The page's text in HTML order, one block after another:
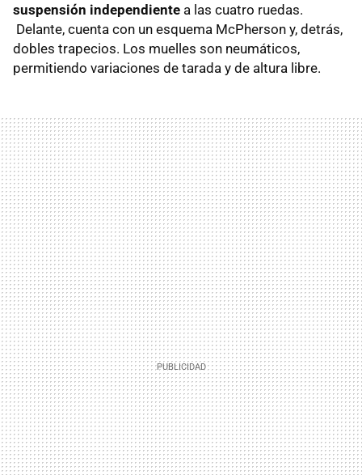
suspensión independiente a las cuatro ruedas.
Delante, cuenta con un esquema McPherson y, detrás,
dobles trapecios. Los muelles son neumáticos,
permitiendo variaciones de tarada y de altura libre.